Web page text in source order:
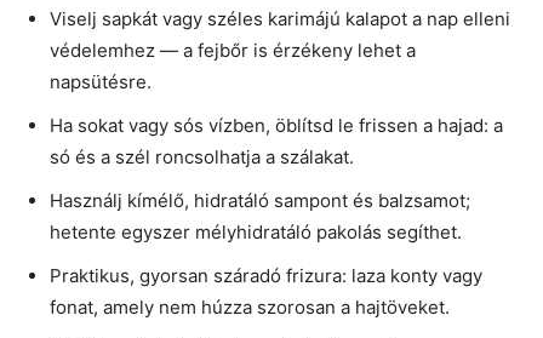
Viselj sapkát vagy széles karimájú kalapot a nap elleni
védelemhez — a fejbőr is érzékeny lehet a
napsütésre.
Ha sokat vagy sós vízben, öblítsd le frissen a hajad: a
só és a szél roncsolhatja a szálakat.
Használj kímélő, hidratáló sampont és balzsamot;
hetente egyszer mélyhidratáló pakolás segíthet.
Praktikus, gyorsan száradó frizura: laza konty vagy
fonat, amely nem húzza szorosan a hajtöveket.